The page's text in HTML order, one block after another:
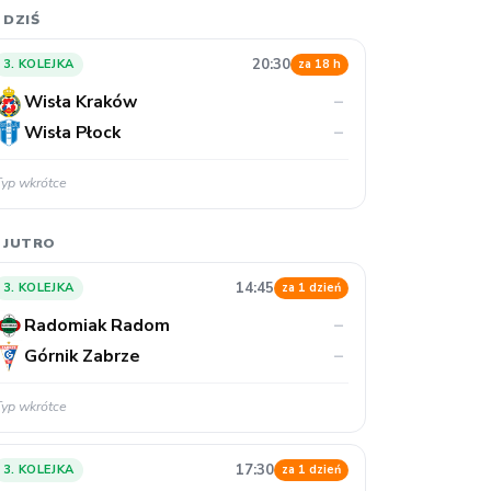
3. KOLEJKA 20:30 za 18 h
Wisła Kraków
–
Wisła Płock
–
wkrótce
3. KOLEJKA 14:45 za 1 dzień
Radomiak Radom
–
Górnik Zabrze
–
wkrótce
3. KOLEJKA 17:30 za 1 dzień